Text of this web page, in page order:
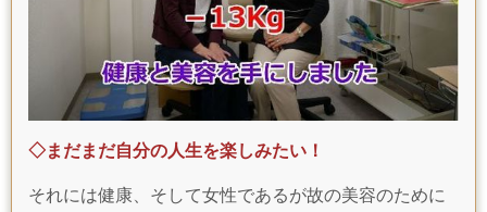
◇まだまだ自分の人生を楽しみたい！
それには健康、そして女性であるが故の美容のために